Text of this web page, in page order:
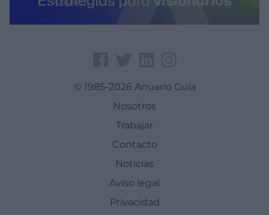
© 1985-2026 Anuario Guía
Nosotros
Trabajar
Contacto
Noticias
Aviso legal
Privacidad